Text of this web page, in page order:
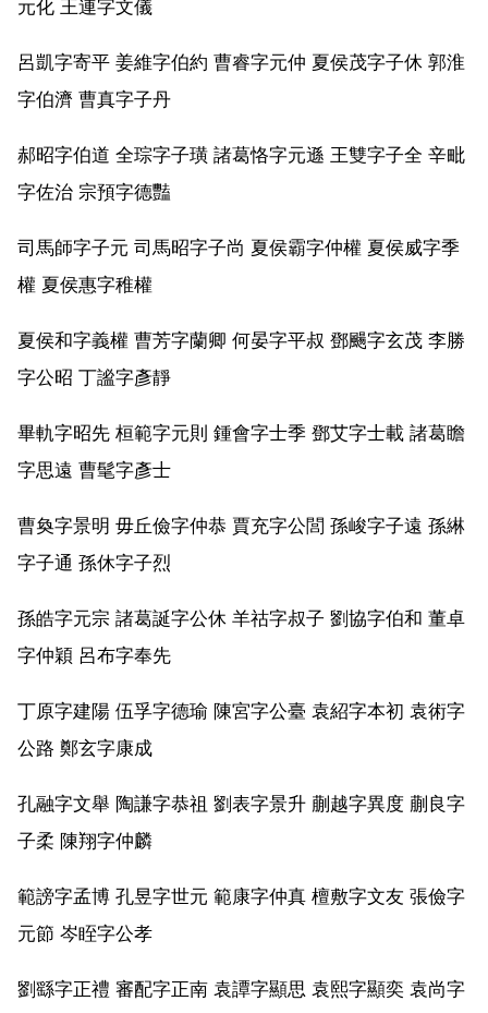
元化 王連字文儀
呂凱字寄平 姜維字伯約 曹睿字元仲 夏侯茂字子休 郭淮
字伯濟 曹真字子丹
郝昭字伯道 全琮字子璜 諸葛恪字元遜 王雙字子全 辛毗
字佐治 宗預字德豔
司馬師字子元 司馬昭字子尚 夏侯霸字仲權 夏侯威字季
權 夏侯惠字稚權
夏侯和字義權 曹芳字蘭卿 何晏字平叔 鄧颺字玄茂 李勝
字公昭 丁謐字彥靜
畢軌字昭先 桓範字元則 鍾會字士季 鄧艾字士載 諸葛瞻
字思遠 曹髦字彥士
曹奐字景明 毋丘儉字仲恭 賈充字公閭 孫峻字子遠 孫綝
字子通 孫休字子烈
孫皓字元宗 諸葛誕字公休 羊祜字叔子 劉協字伯和 董卓
字仲穎 呂布字奉先
丁原字建陽 伍孚字德瑜 陳宮字公臺 袁紹字本初 袁術字
公路 鄭玄字康成
孔融字文舉 陶謙字恭祖 劉表字景升 蒯越字異度 蒯良字
子柔 陳翔字仲麟
範謗字孟博 孔昱字世元 範康字仲真 檀敷字文友 張儉字
元節 岑眰字公孝
劉繇字正禮 審配字正南 袁譚字顯思 袁熙字顯奕 袁尚字